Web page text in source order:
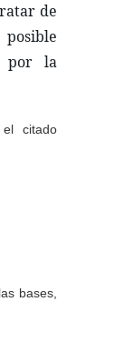
de
por la
el citado
bases,